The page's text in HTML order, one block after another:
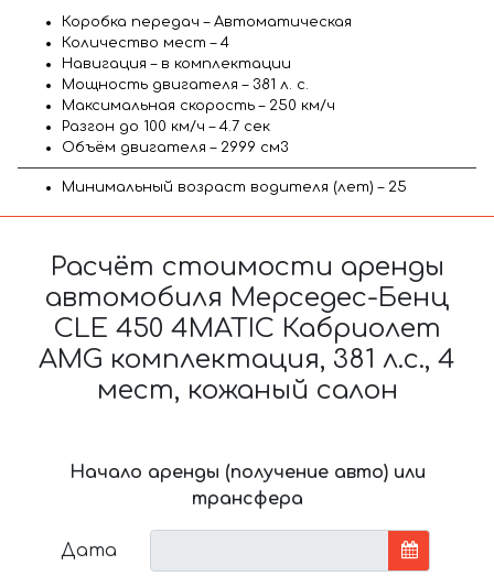
Коробка передач – Автоматическая
Количество мест – 4
Навигация – в комплектации
Мощность двигателя – 381 л. с.
Максимальная скорость – 250 км/ч
Разгон до 100 км/ч – 4.7 сек
Объём двигателя – 2999 см3
Минимальный возраст водителя (лет) – 25
Расчёт стоимости аренды
автомобиля Мерседес-Бенц
CLE 450 4MATIC Кабриолет
AMG комплектация, 381 л.с., 4
мест, кожаный салон
Начало аренды (получение авто) или
трансфера
Дата